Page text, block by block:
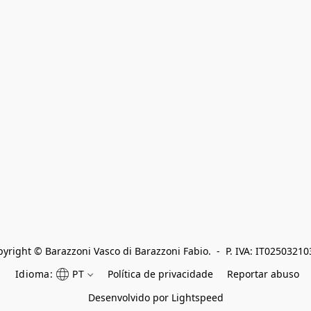
© Barazzoni Vasco di Barazzoni Fabio.  -  P. IVA:
Idioma:
PT Política de privacidade
Reportar abuso
Desenvolvido por Lightspeed